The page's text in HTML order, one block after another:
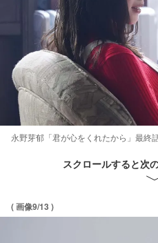
永野芽郁「君が心をくれたから」最終
スクロールすると次
( 画像9/13 )